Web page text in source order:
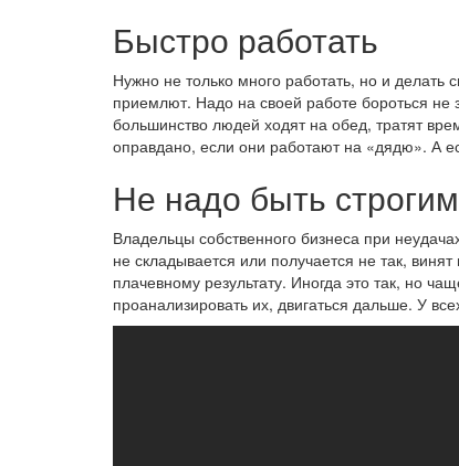
Быстро работать
Нужно не только много работать, но и
приемлют. Надо на своей работе бороться
большинство людей ходят на обед, тратят
оправдано, если они работают на «дядю». А
Не надо быть
Владельцы собственного бизнеса при
не складывается или получается не так,
плачевному результату. Иногда это так, но
проанализировать их, двигаться дальше. У